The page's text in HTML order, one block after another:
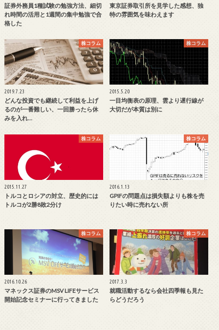
証券外務員1種試験の勉強方法、細切
れ時間の活用と1週間の集中勉強で合
格した
東京証券取引所を見学した感想、独
特の雰囲気を味わえます
株コラム
2019.7.23
どんな投資でも継続して利益を上げ
るのが一番難しい、一回勝ったら休
みを入れ…
株コラム
2015.5.20
一目均衡表の原理、雲より遅行線が
大切だが本質は別に
株コラム
2015.11.27
トルコとロシアの対立、歴史的には
トルコが2勝8敗2分け
株コラム
2016.1.13
GPIFの問題点は損失額よりも株を売
りたい時に売れない所
株コラム
2016.10.26
マネックス証券のMSV LIFEサービス
開始記念セミナーに行ってきました
株コラム
2017.3.3
就職活動するなら会社四季報も見た
らどうだろう